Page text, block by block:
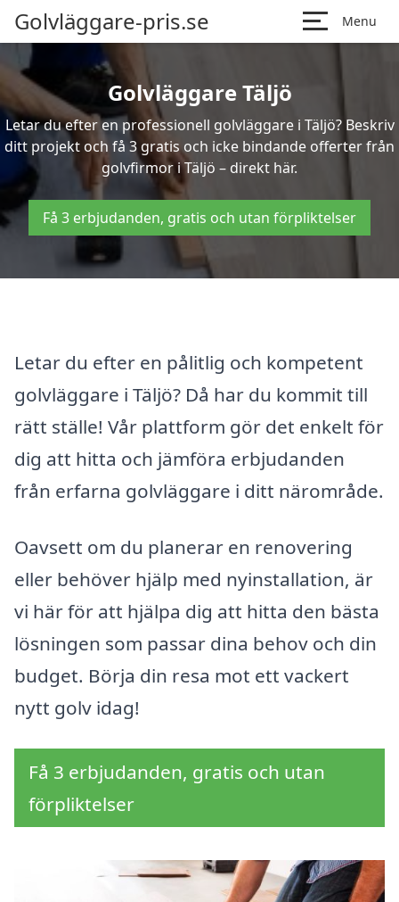
Golvläggare-pris.se Menu
Golvläggare Täljö
Letar du efter en professionell golvläggare i Täljö? Beskriv
ditt projekt och få 3 gratis och icke bindande offerter från
golvfirmor i Täljö – direkt här.
Få 3 erbjudanden, gratis och utan förpliktelser
Letar du efter en pålitlig och kompetent
golvläggare i Täljö? Då har du kommit till
rätt ställe! Vår plattform gör det enkelt för
dig att hitta och jämföra erbjudanden
från erfarna golvläggare i ditt närområde.
Oavsett om du planerar en renovering
eller behöver hjälp med nyinstallation, är
vi här för att hjälpa dig att hitta den bästa
lösningen som passar dina behov och din
budget. Börja din resa mot ett vackert
nytt golv idag!
Få 3 erbjudanden, gratis och utan
förpliktelser